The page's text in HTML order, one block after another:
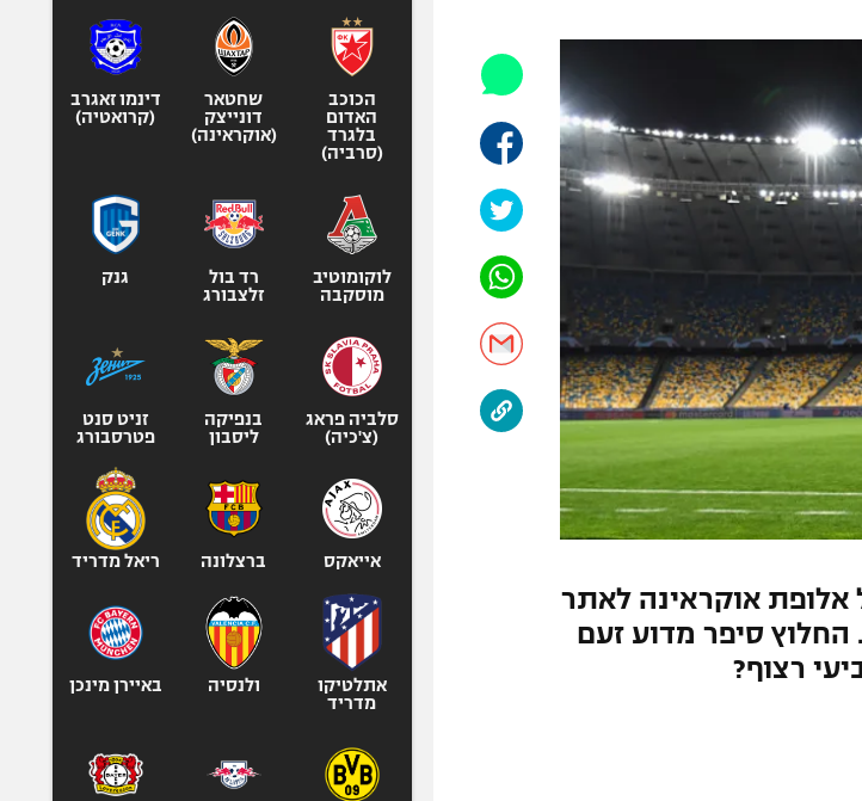
אופניים
ספורט מוטורי
כדורמים
פוטבול אמריקאי NFL
ספורט אתגרי
ואקסטרים
אומנויות לחימה
אוקראינה לאתר
והבהיר: "יהיה קשה לשחזר את ה-0:5". החלוץ סיפר מדוע זעם
רצוף?
הכוכב
האדום
בלגרד
(סרביה)
שחטאר
דונייצק
(אוקראינה)
דינמו זאגרב
(קרואטיה)
לוקומוטיב
מוסקבה
רד בול
זלצבורג
גנק
סלביה פראג
(צ'כיה)
בנפיקה
ליסבון
זניט סנט
פטרסבורג
אייאקס ברצלונה ריאל מדריד
אתלטיקו
מדריד
ולנסיה באיירן מינכן